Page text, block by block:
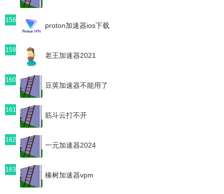
158
proton加速器ios下载
159
老王加速器2021
160
豆荚加速器不能用了
161
筋斗云打不开
162
一元加速器2024
163
橡树加速器vpm